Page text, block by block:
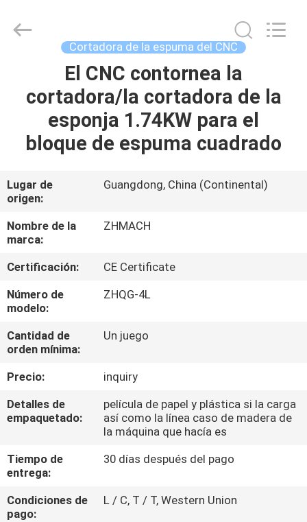
PRODUCTOS
NOSOTROS
VIAJE
DE
LA
FÁBRICA
CONTROL
CALIDAD
ÉNTRENOS
EN
CONTACTO
CON
machinery
equipment
Cortadora de la espuma del CNC
El CNC contornea la
cortadora/la cortadora de la
esponja 1.74KW para el
bloque de espuma cuadrado
Lugar de
origen:
Guangdong, China (Continental)
Nombre de la
marca:
ZHMACH
Certificación:
CE Certificate
Número de
modelo:
ZHQG-4L
Cantidad de
orden mínima:
Un juego
Precio:
inquiry
Detalles de
empaquetado:
película de papel y plástica si la carga
así como la línea caso de madera de
la máquina que hacía es
Tiempo de
entrega:
30 días después del pago
Condiciones de
pago:
L / C, T / T, Western Union